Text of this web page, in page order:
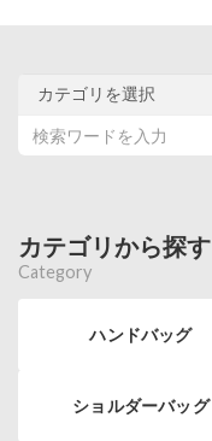
カテゴリから探す
Category
ハンドバッグ
ショルダーバッグ